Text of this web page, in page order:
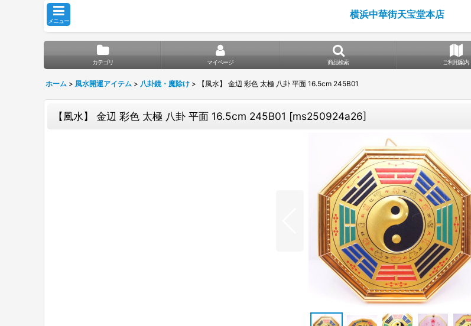
メニュー
横浜中華街天宝堂本店
カテゴリ マイページ 商品検索 ご利用案内
ホーム > 風水開運アイテム > 八卦鏡・魔除け > 【風水】 金辺 彩色 太極 八卦 平面 16.5cm 245B01
【風水】 金辺 彩色 太極 八卦 平面 16.5cm 245B01 [ms250924a26]